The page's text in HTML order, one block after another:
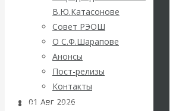
В.Ю.Катасонове
Совет РЭОШ
О С.Ф.Шарапове
Анонсы
Пост-релизы
Контакты
Библиотека
блокировки
банковских
счетов
01 Авг 2026